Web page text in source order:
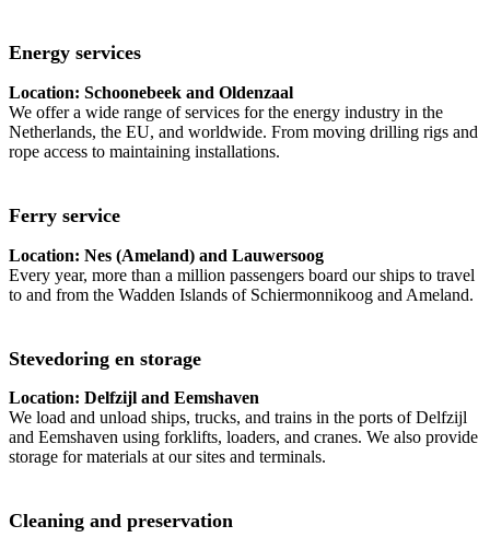
Energy services
Location: Schoonebeek and Oldenzaal
We offer a wide range of services for the energy industry in the
Netherlands, the EU, and worldwide. From moving drilling rigs and
rope access to maintaining installations.
Ferry service
Location: Nes (Ameland) and Lauwersoog
Every year, more than a million passengers board our ships to travel
to and from the Wadden Islands of Schiermonnikoog and Ameland.
Stevedoring en storage
Location: Delfzijl and Eemshaven
We load and unload ships, trucks, and trains in the ports of Delfzijl
and Eemshaven using forklifts, loaders, and cranes. We also provide
storage for materials at our sites and terminals.
Cleaning and preservation